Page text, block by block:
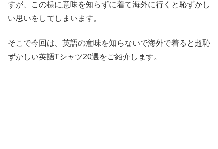
すが、この様に意味を知らずに着て海外に行くと恥ずかし
い思いをしてしまいます。
そこで今回は、英語の意味を知らないで海外で着ると超恥
ずかしい英語Tシャツ20選をご紹介します。